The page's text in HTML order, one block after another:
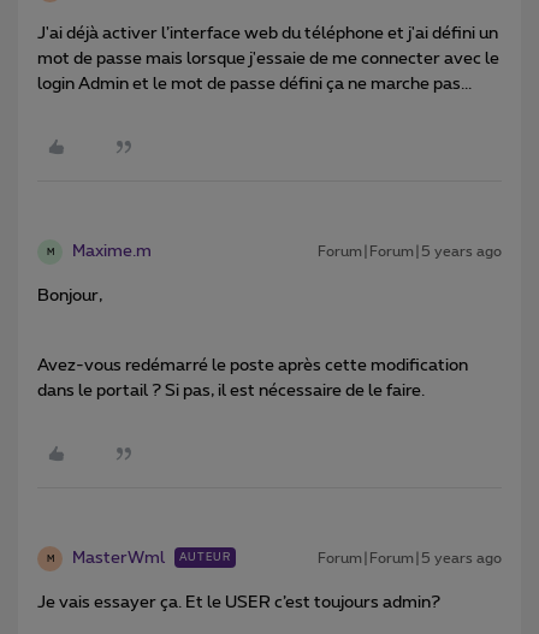
J'ai déjà activer l’interface web du téléphone et j'ai défini un
mot de passe mais lorsque j'essaie de me connecter avec le
login Admin et le mot de passe défini ça ne marche pas...
M Maxime.m Forum|Forum|5 years ago
Bonjour,
Avez-vous redémarré le poste après cette modification
dans le portail ? Si pas, il est nécessaire de le faire.
M MasterWml AUTEUR Forum|Forum|5 years ago
Je vais essayer ça. Et le USER c’est toujours admin?